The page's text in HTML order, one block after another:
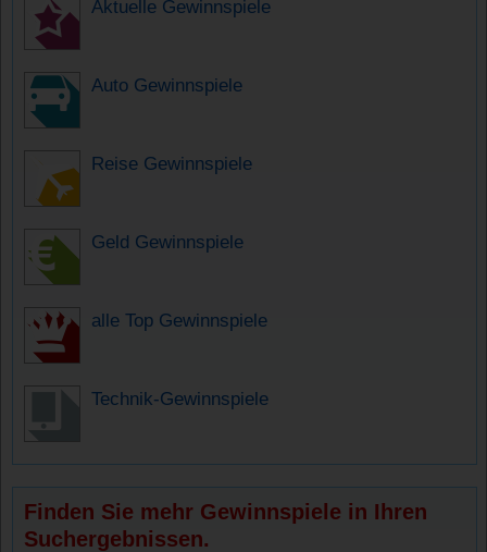
Aktuelle Gewinnspiele
Auto Gewinnspiele
Reise Gewinnspiele
Geld Gewinnspiele
alle Top Gewinnspiele
Technik-Gewinnspiele
Finden Sie mehr Gewinnspiele in Ihren
Suchergebnissen.